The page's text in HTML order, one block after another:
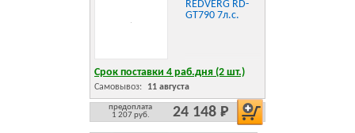
REDVERG RD-
GT790 7л.с.
Срок поставки 4 раб.дня (2 шт.)
Самовывоз: 11 августа
предоплата
1 207 руб.
24 148 Р